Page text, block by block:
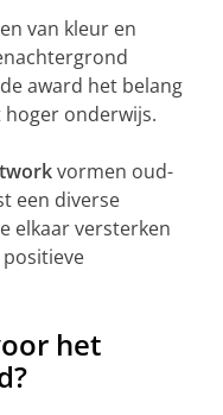
van kleur en
award het belang
onderwijs.
vormen oud-
een diverse
elkaar versterken
het